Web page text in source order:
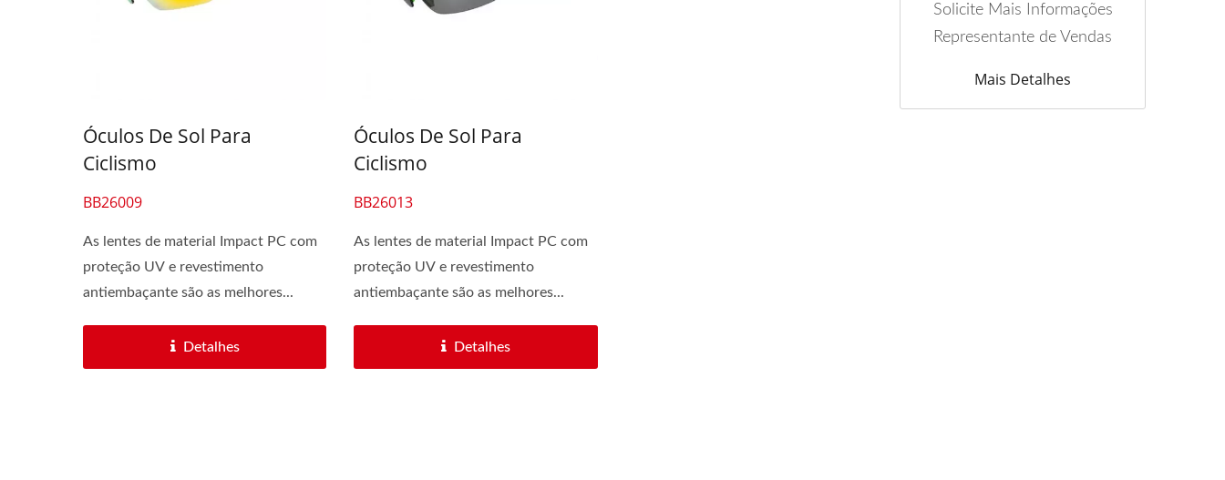
Óculos De Sol Para
Ciclismo
BB26009
As lentes de material Impact PC com
proteção UV e revestimento
antiembaçante são as melhores...
Detalhes
Óculos De Sol Para
Ciclismo
BB26013
As lentes de material Impact PC com
proteção UV e revestimento
antiembaçante são as melhores...
Detalhes
Solicite Mais Informações
Representante de Vendas
Mais Detalhes